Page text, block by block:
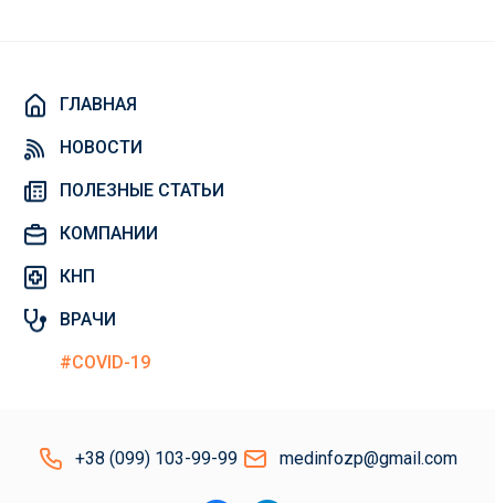
ГЛАВНАЯ
НОВОСТИ
ПОЛЕЗНЫЕ СТАТЬИ
КОМПАНИИ
КНП
ВРАЧИ
#COVID-19
+38 (099) 103-99-99 medinfozp@gmail.com